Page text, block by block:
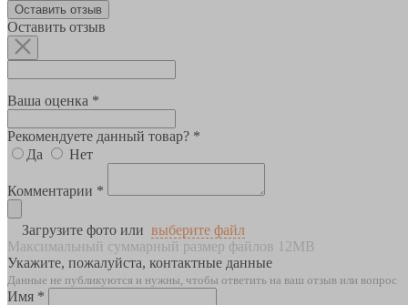
Оставить отзыв
Оставить отзыв
Ваша оценка *
Рекомендуете данный товар? *
Да
Нет
Комментарии *
Загрузите фото или выберите файл
Максимальный суммарный размер файлов 12MB
Укажите, пожалуйста, контактные данные
Данные не публикуются и нужны, чтобы ответить на ваш отзыв или вопрос
Имя *